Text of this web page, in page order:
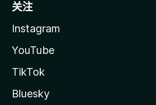
关注
Instagram
YouTube
TikTok
Bluesky